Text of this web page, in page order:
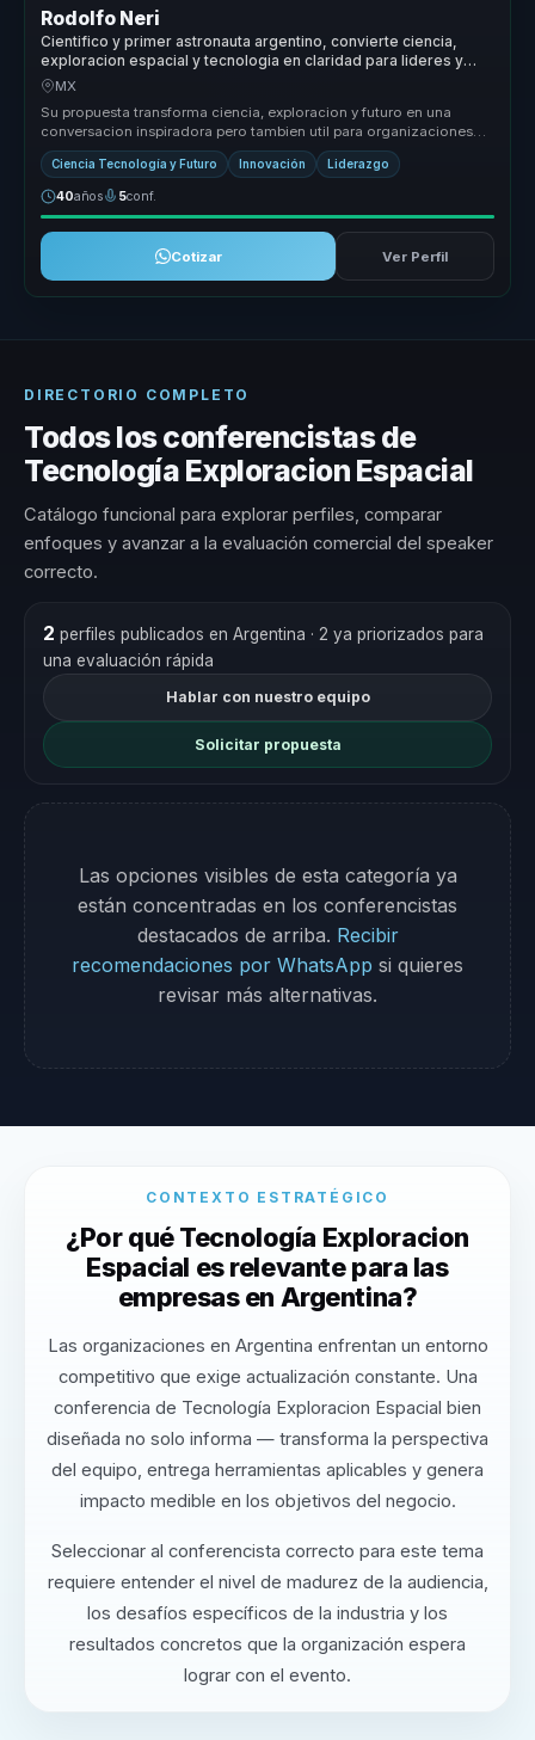
Rodolfo Neri
Cientifico y primer astronauta argentino, convierte ciencia,
exploracion espacial y tecnologia en claridad para lideres y
equipos.
MX
Su propuesta transforma ciencia, exploracion y futuro en una
conversacion inspiradora pero tambien util para organizaciones
que necesitan...
Ciencia Tecnología y Futuro Innovación Liderazgo
40años 5conf.
Cotizar Ver Perfil
DIRECTORIO COMPLETO
Todos los conferencistas de
Tecnología Exploracion Espacial
Catálogo funcional para explorar perfiles, comparar
enfoques y avanzar a la evaluación comercial del speaker
correcto.
2 perfiles publicados en Argentina · 2 ya priorizados para
una evaluación rápida
Hablar con nuestro equipo
Solicitar propuesta
Las opciones visibles de esta categoría ya
están concentradas en los conferencistas
destacados de arriba. Recibir
recomendaciones por WhatsApp si quieres
revisar más alternativas.
CONTEXTO ESTRATÉGICO
¿Por qué Tecnología Exploracion
Espacial es relevante para las
empresas en Argentina?
Las organizaciones en Argentina enfrentan un entorno
competitivo que exige actualización constante. Una
conferencia de Tecnología Exploracion Espacial bien
diseñada no solo informa — transforma la perspectiva
del equipo, entrega herramientas aplicables y genera
impacto medible en los objetivos del negocio.
Seleccionar al conferencista correcto para este tema
requiere entender el nivel de madurez de la audiencia,
los desafíos específicos de la industria y los
resultados concretos que la organización espera
lograr con el evento.